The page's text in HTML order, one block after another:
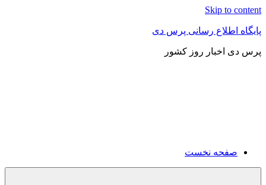
Skip to content
پایگاه اطلاع رسانی پرس دی
پرس دی اخبار روز کشور
صفحه نخست